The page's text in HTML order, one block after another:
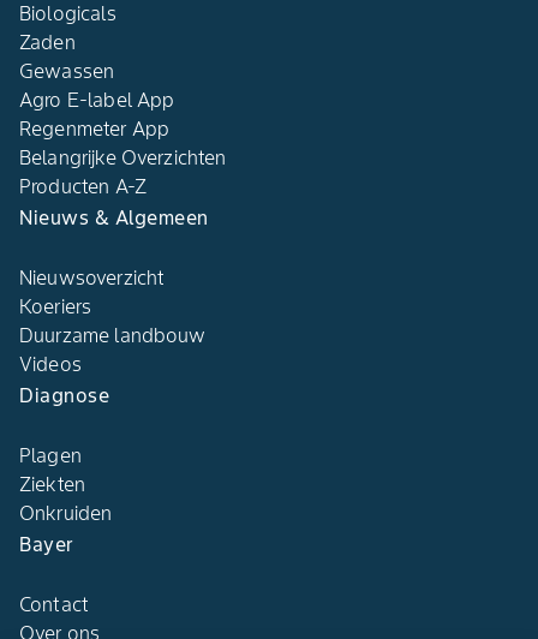
Biologicals
Zaden
Gewassen
Agro E-label App
Regenmeter App
Belangrijke Overzichten
Producten A-Z
Nieuws & Algemeen
Nieuwsoverzicht
Koeriers
Duurzame landbouw
Videos
Diagnose
Plagen
Ziekten
Onkruiden
Bayer
Contact
Over ons